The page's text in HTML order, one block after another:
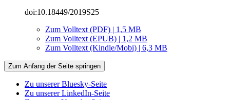
doi:10.18449/2019S25
Zum Volltext (PDF) | 1,5 MB
Zum Volltext (EPUB) | 1,2 MB
Zum Volltext (Kindle/Mobi) | 6,3 MB
Zum Anfang der Seite springen
Zu unserer Bluesky-Seite
Zu unserer LinkedIn-Seite